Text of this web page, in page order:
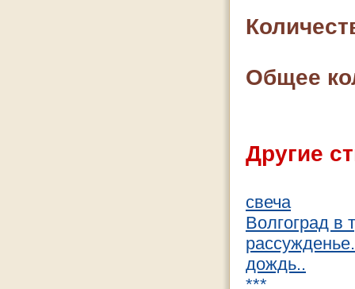
Общее
Другие
свеча
Волгоград в
дождь..
***